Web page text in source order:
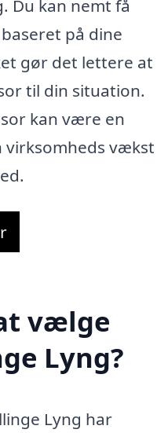
Du kan nemt få
på dine
gør det lettere at
til din situation.
kan være en
vækst
vælge
Lyng?
Lyng har